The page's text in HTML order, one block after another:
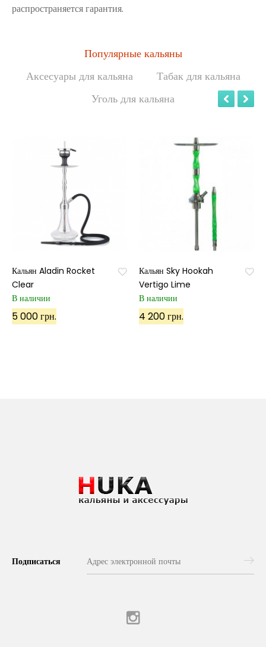
распространяется гарантия.
Популярные кальяны
Аксесуары для кальяна
Табак для кальяна
Уголь для кальяна
Кальян Aladin Rocket
Clear
В наличии
5 000 грн.
Кальян Sky Hookah
Vertigo Lime
В наличии
4 200 грн.
Подписаться